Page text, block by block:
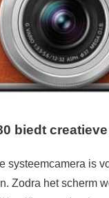
biedt
systeemcamera is
Zodra het scherm